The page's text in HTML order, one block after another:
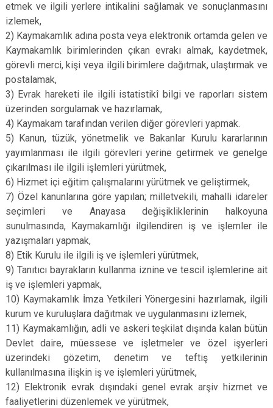
etmek ve ilgili yerlere intikalini sağlamak ve sonuçlanmasını
izlemek,
2) Kaymakamlık adına posta veya elektronik ortamda gelen ve
Kaymakamlık birimlerinden çıkan evrakı almak, kaydetmek,
görevli merci, kişi veya ilgili birimlere dağıtmak, ulaştırmak ve
postalamak,
3) Evrak hareketi ile ilgili istatistikî bilgi ve raporları sistem
üzerinden sorgulamak ve hazırlamak,
4) Kaymakam tarafından verilen diğer görevleri yapmak.
5) Kanun, tüzük, yönetmelik ve Bakanlar Kurulu kararlarının
yayımlanması ile ilgili görevleri yerine getirmek ve genelge
çıkarılması ile ilgili işlemleri yürütmek,
6) Hizmet içi eğitim çalışmalarını yürütmek ve geliştirmek,
7) Özel kanunlarına göre yapılan; milletvekili, mahalli idareler
seçimleri ve Anayasa değişikliklerinin halkoyuna
sunulmasında, Kaymakamlığı ilgilendiren iş ve işlemler ile
yazışmaları yapmak,
8) Etik Kurulu ile ilgili iş ve işlemleri yürütmek,
9) Tanıtıcı bayrakların kullanma iznine ve tescil işlemlerine ait
iş ve işlemleri yapmak,
10) Kaymakamlık İmza Yetkileri Yönergesini hazırlamak, ilgili
kurum ve kuruluşlara dağıtmak ve uygulanmasını izlemek,
11) Kaymakamlığın, adli ve askeri teşkilat dışında kalan bütün
Devlet daire, müessese ve işletmeler ve özel işyerleri
üzerindeki gözetim, denetim ve teftiş yetkilerinin
kullanılmasına ilişkin iş ve işlemleri yürütmek,
12) Elektronik evrak dışındaki genel evrak arşiv hizmet ve
faaliyetlerini düzenlemek ve yürütmek,